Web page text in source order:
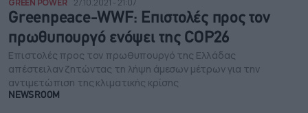
GREEN POWER 27.10.2021 - 21:07
Greenpeace-WWF: Επιστολές προς τον
πρωθυπουργό ενόψει της COP26
Επιστολές προς τον πρωθυπουργό της Ελλάδας
απέστειλαν ζητώντας τη λήψη άμεσων μέτρων για την
αντιμετώπιση της κλιματικής κρίσης
NEWSROOM